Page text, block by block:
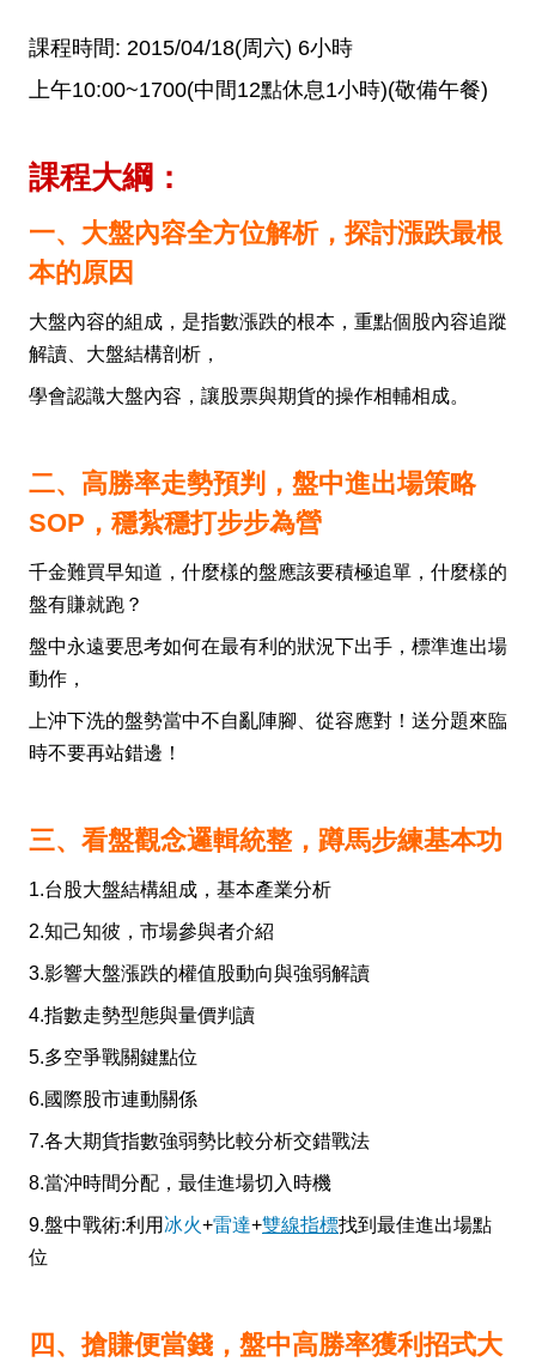
課程時間: 2015/04/18(周六) 6小時
上午10:00~1700(中間12點休息1小時)(敬備午餐)
課程大綱：
一、大盤內容全方位解析，探討漲跌最根
本的原因
大盤內容的組成，是指數漲跌的根本，重點個股內容追蹤
解讀、大盤結構剖析，
學會認識大盤內容，讓股票與期貨的操作相輔相成。
二、高勝率走勢預判，盤中進出場策略
SOP，穩紮穩打步步為營
千金難買早知道，什麼樣的盤應該要積極追單，什麼樣的
盤有賺就跑？
盤中永遠要思考如何在最有利的狀況下出手，標準進出場
動作，
上沖下洗的盤勢當中不自亂陣腳、從容應對！送分題來臨
時不要再站錯邊！
三、看盤觀念邏輯統整，蹲馬步練基本功
1.台股大盤結構組成，基本產業分析
2.知己知彼，市場參與者介紹
3.影響大盤漲跌的權值股動向與強弱解讀
4.指數走勢型態與量價判讀
5.多空爭戰關鍵點位
6.國際股市連動關係
7.各大期貨指數強弱勢比較分析交錯戰法
8.當沖時間分配，最佳進場切入時機
9.盤中戰術:利用 冰火+雷達+雙線指標找到最佳進出場點
位
四、搶賺便當錢，盤中高勝率獲利招式大